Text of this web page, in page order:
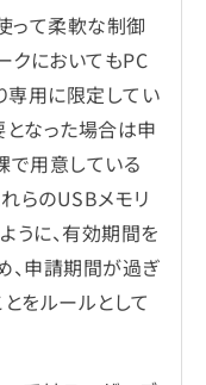
って柔軟な制御
クにおいてもPC
専用に限定してい
となった場合は申
で用意している
らのUSBメモリ
うに、有効期間を
、申請期間が過ぎ
をルールとして